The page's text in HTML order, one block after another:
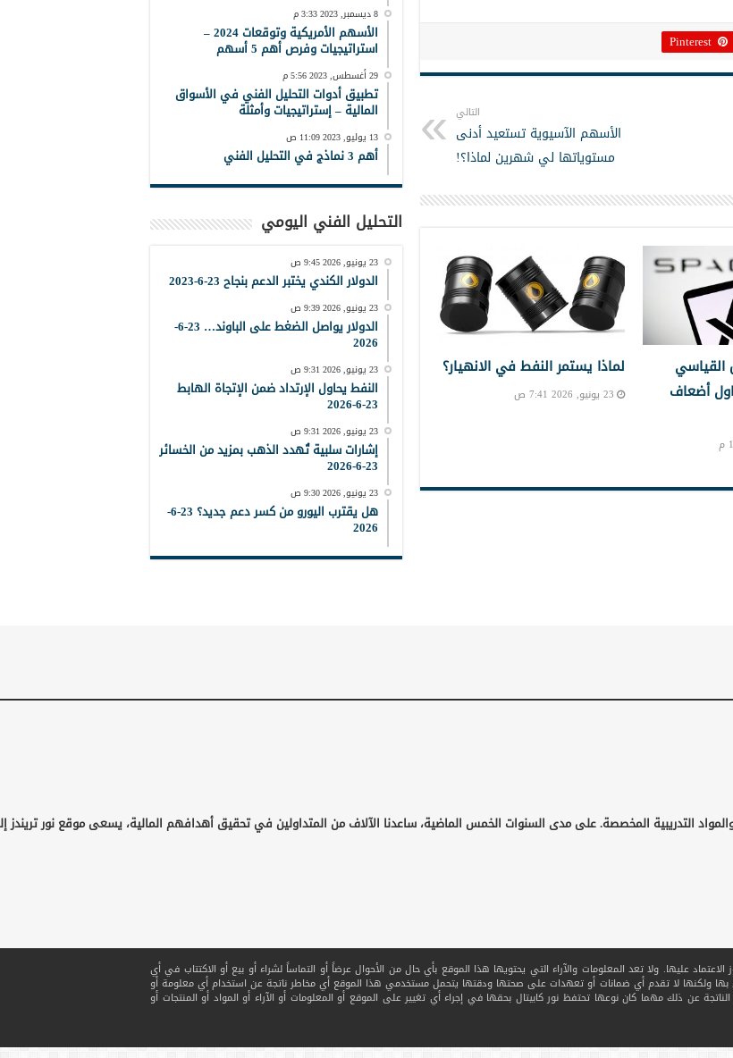
Pinterest
التالي
الأسهم الآسيوية تستعيد أدنى
مستوياتها لي شهرين لماذا؟!
أضعاف
لماذا يستمر النفط في الانهيار؟
23 يونيو, 2026 7:41 ص
8 ديسمبر, 2023 3:33 م
الأسهم الأمريكية وتوقعات 2024 –
استراتيجيات وفرص أهم 5 أسهم
29 أغسطس, 2023 5:56 م
تطبيق أدوات التحليل الفني في الأسواق
المالية – إستراتيجيات وأمثلة
13 يوليو, 2023 11:09 ص
أهم 3 نماذج في التحليل الفني
التحليل الفني اليومي
23 يونيو, 2026 9:45 ص
الدولار الكندي يختبر الدعم بنجاح 23-6-2023
23 يونيو, 2026 9:39 ص
الدولار يواصل الضغط على الباوند… 23-6-
2026
23 يونيو, 2026 9:31 ص
النفط يحاول الإرتداد ضمن الإتجاة الهابط
23-6-2026
23 يونيو, 2026 9:31 ص
إشارات سلبية تُهدد الذهب بمزيد من الخسائر
23-6-2026
23 يونيو, 2026 9:30 ص
هل يقترب اليورو من كسر دعم جديد؟ 23-6-
2026
التدريبية المخصصة. على مدى السنوات الخمس الماضية، ساعدنا الآلاف من المتداولين في تحقيق أهدافهم المالية، يسعى موقع نور تريندز
عليها. ولا تعد المعلومات والآراء التي يحتويها هذا الموقع بأي حال من الأحوال عرضاً أو التماساً لشراء أو بيع أو الاكتتاب في أي
ولكنها لا تقدم أي ضمانات أو تعهدات على صحتها ودقتها يتحمل مستخدمي هذا الموقع أي مخاطر ناتجة عن استخدام أي معلومة أو
عن ذلك مهما كان نوعها تحتفظ نور كابيتال بحقها في إجراء أي تغيير على الموقع أو المعلومات أو الآراء أو المواد أو المنتجات أو